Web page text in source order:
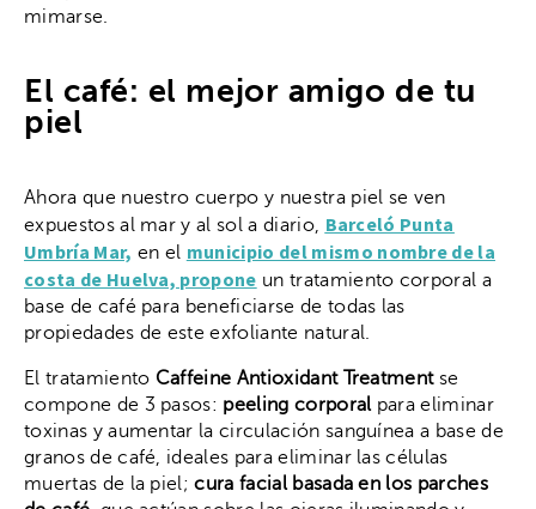
mimarse.
El café: el mejor amigo de tu
piel
Ahora que nuestro cuerpo y nuestra piel se ven
expuestos al mar y al sol a diario, Barceló Punta
Umbría Mar, en el municipio del mismo nombre de la
costa de Huelva, propone un tratamiento corporal a
base de café para beneficiarse de todas las
propiedades de este exfoliante natural.
El tratamiento Caffeine Antioxidant Treatmentse
compone de 3 pasos: peeling corporal para eliminar
toxinas y aumentar la circulación sanguínea a base de
granos de café, ideales para eliminar las células
muertas de la piel;cura facial basada en los parches